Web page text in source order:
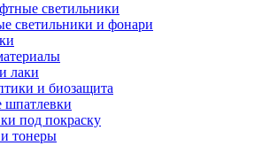
светильники
светильники и фонари
лаки
и биозащита
шпатлевки
под покраску
тонеры